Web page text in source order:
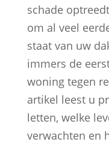
schade
om al veel
staat van uw
immers de
woning tegen
artikel leest u
letten, welke
verwachten en